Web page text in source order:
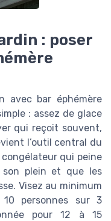
: poser
avec bar éphémère
: assez de glace
qui reçoit souvent,
l’outil central du
congélateur qui peine
plein et que les
Visez au minimum
personnes sur 3
pour 12 à 15